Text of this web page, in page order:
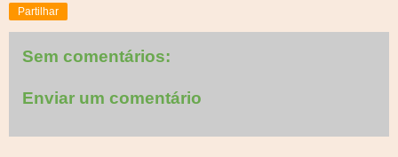
Partilhar
Sem comentários:
Enviar um comentário